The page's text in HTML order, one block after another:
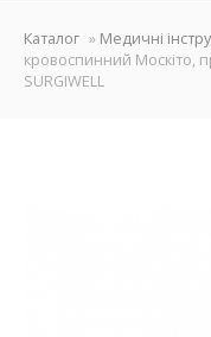
Каталог » Медичні
кровоспинний Москіто,
SURGIWELL